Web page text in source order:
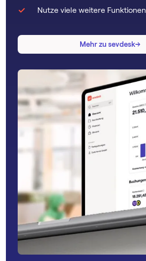
Nutze viele weitere Funktionen
Mehr zu sevdesk→
→